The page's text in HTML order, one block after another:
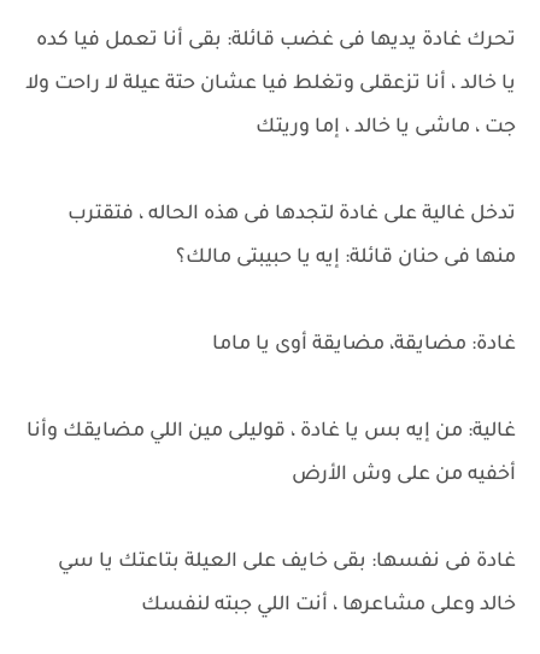
تحرك غادة يديها فى غضب قائلة: بقى أنا تعمل فيا كده
يا خالد ، أنا تزعقلى وتغلط فيا عشان حتة عيلة لا راحت ولا
جت ، ماشى يا خالد ، إما وريتك
تدخل غالية على غادة لتجدها فى هذه الحاله ، فتقترب
منها فى حنان قائلة: إيه يا حبيبتى مالك؟
غادة: مضايقة، مضايقة أوى يا ماما
غالية: من إيه بس يا غادة ، قوليلى مين اللي مضايقك وأنا
أخفيه من على وش الأرض
غادة فى نفسها: بقى خايف على العيلة بتاعتك يا سي
خالد وعلى مشاعرها ، أنت اللي جبته لنفسك